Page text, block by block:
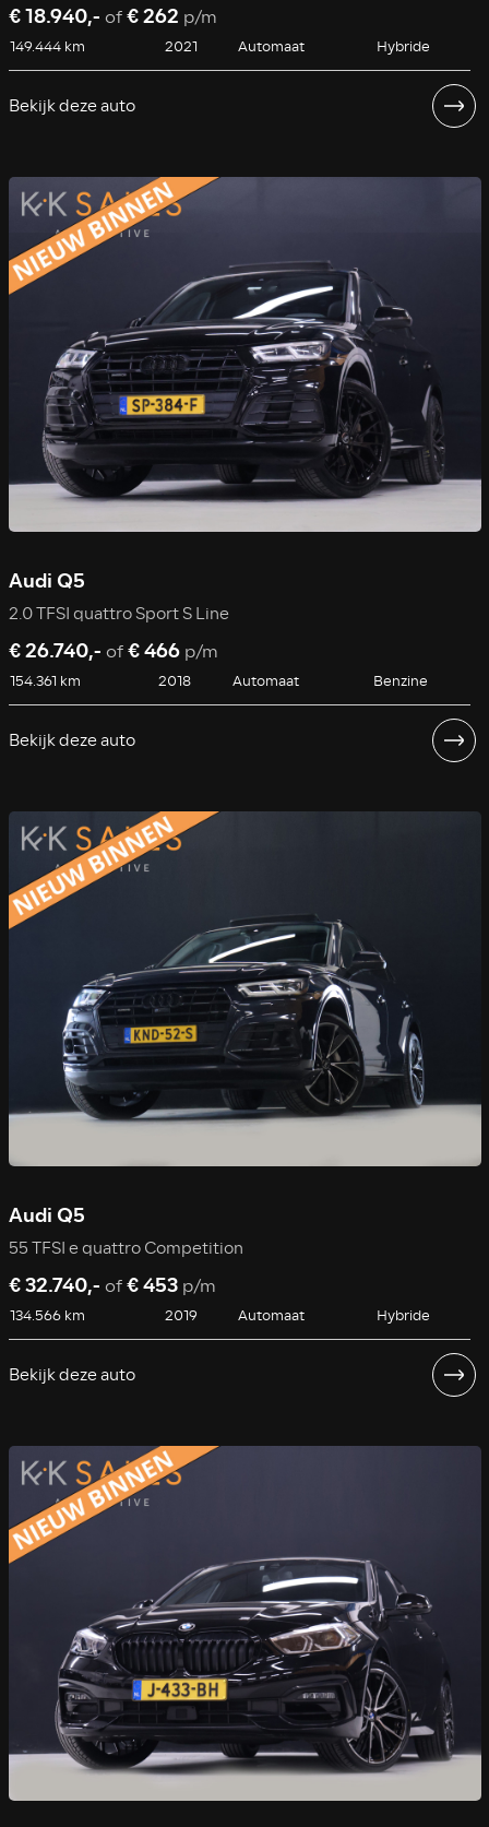
€ 18.940,- of€ 262 p/m
149.444 km 2021 Automaat Hybride
Bekijk deze auto
Audi Q5
2.0 TFSI quattro Sport S Line
€ 26.740,- of€ 466 p/m
154.361 km 2018 Automaat Benzine
Bekijk deze auto
Audi Q5
55 TFSI e quattro Competition
€ 32.740,- of€ 453 p/m
134.566 km 2019 Automaat Hybride
Bekijk deze auto